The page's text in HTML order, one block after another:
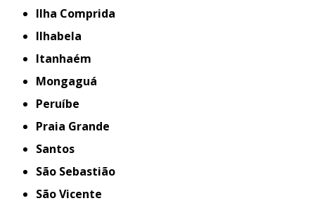
Ilha Comprida
Ilhabela
Itanhaém
Mongaguá
Peruíbe
Praia Grande
Santos
São Sebastião
São Vicente